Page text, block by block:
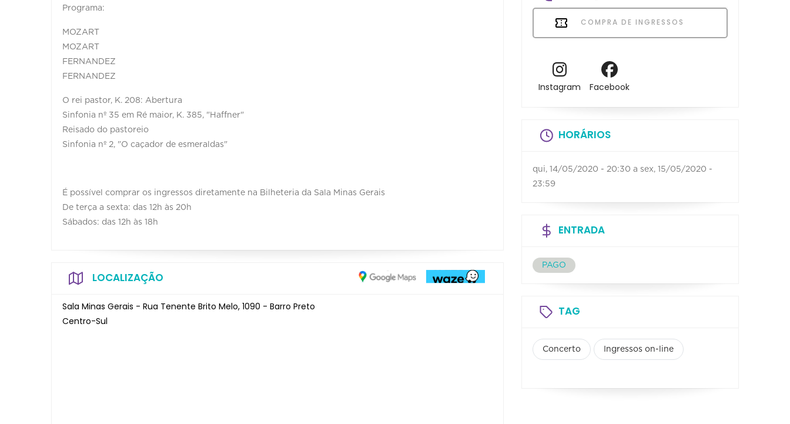
Programa:
MOZART
MOZART
FERNANDEZ
FERNANDEZ
O rei pastor, K. 208: Abertura
Sinfonia nº 35 em Ré maior, K. 385, "Haffner"
Reisado do pastoreio
Sinfonia nº 2, "O caçador de esmeraldas"
É possível comprar os ingressos diretamente na Bilheteria da Sala Minas Gerais
De terça a sexta: das 12h às 20h
Sábados: das 12h às 18h
LOCALIZAÇÃO
Sala Minas Gerais - Rua Tenente Brito Melo, 1090 - Barro Preto
Centro-Sul
COMPRA DE INGRESSOS
Instagram Facebook
HORÁRIOS
qui, 14/05/2020 - 20:30 a sex, 15/05/2020 -
23:59
ENTRADA
PAGO
TAG
Concerto Ingressos on-line